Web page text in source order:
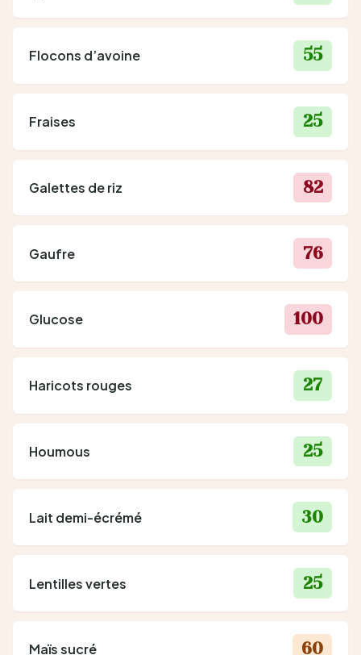
Flocons d’avoine 55
Fraises 25
Galettes de riz 82
Gaufre 76
Glucose 100
Haricots rouges 27
Houmous 25
Lait demi-écrémé 30
Lentilles vertes 25
Maïs sucré 60